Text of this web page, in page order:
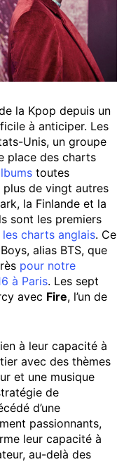
la Kpop depuis un
à anticiper. Les
Unis, un groupe
place des charts
toutes
de vingt autres
la Finlande et la
sont les premiers
les charts anglais. Ce
alias BTS, que
pour notre
à Paris. Les sept
avec Fire, l’un de
à leur capacité à
avec des thèmes
et une musique
de
d’une
passionnants,
leur capacité à
au-delà des